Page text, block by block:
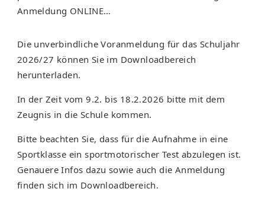
Anmeldung ONLINE…
Die unverbindliche Voranmeldung für das Schuljahr
2026/27 können Sie im Downloadbereich
herunterladen.
In der Zeit vom 9.2. bis 18.2.2026 bitte mit dem
Zeugnis in die Schule kommen.
Bitte beachten Sie, dass für die Aufnahme in eine
Sportklasse ein sportmotorischer Test abzulegen ist.
Genauere Infos dazu sowie auch die Anmeldung
finden sich im Downloadbereich.